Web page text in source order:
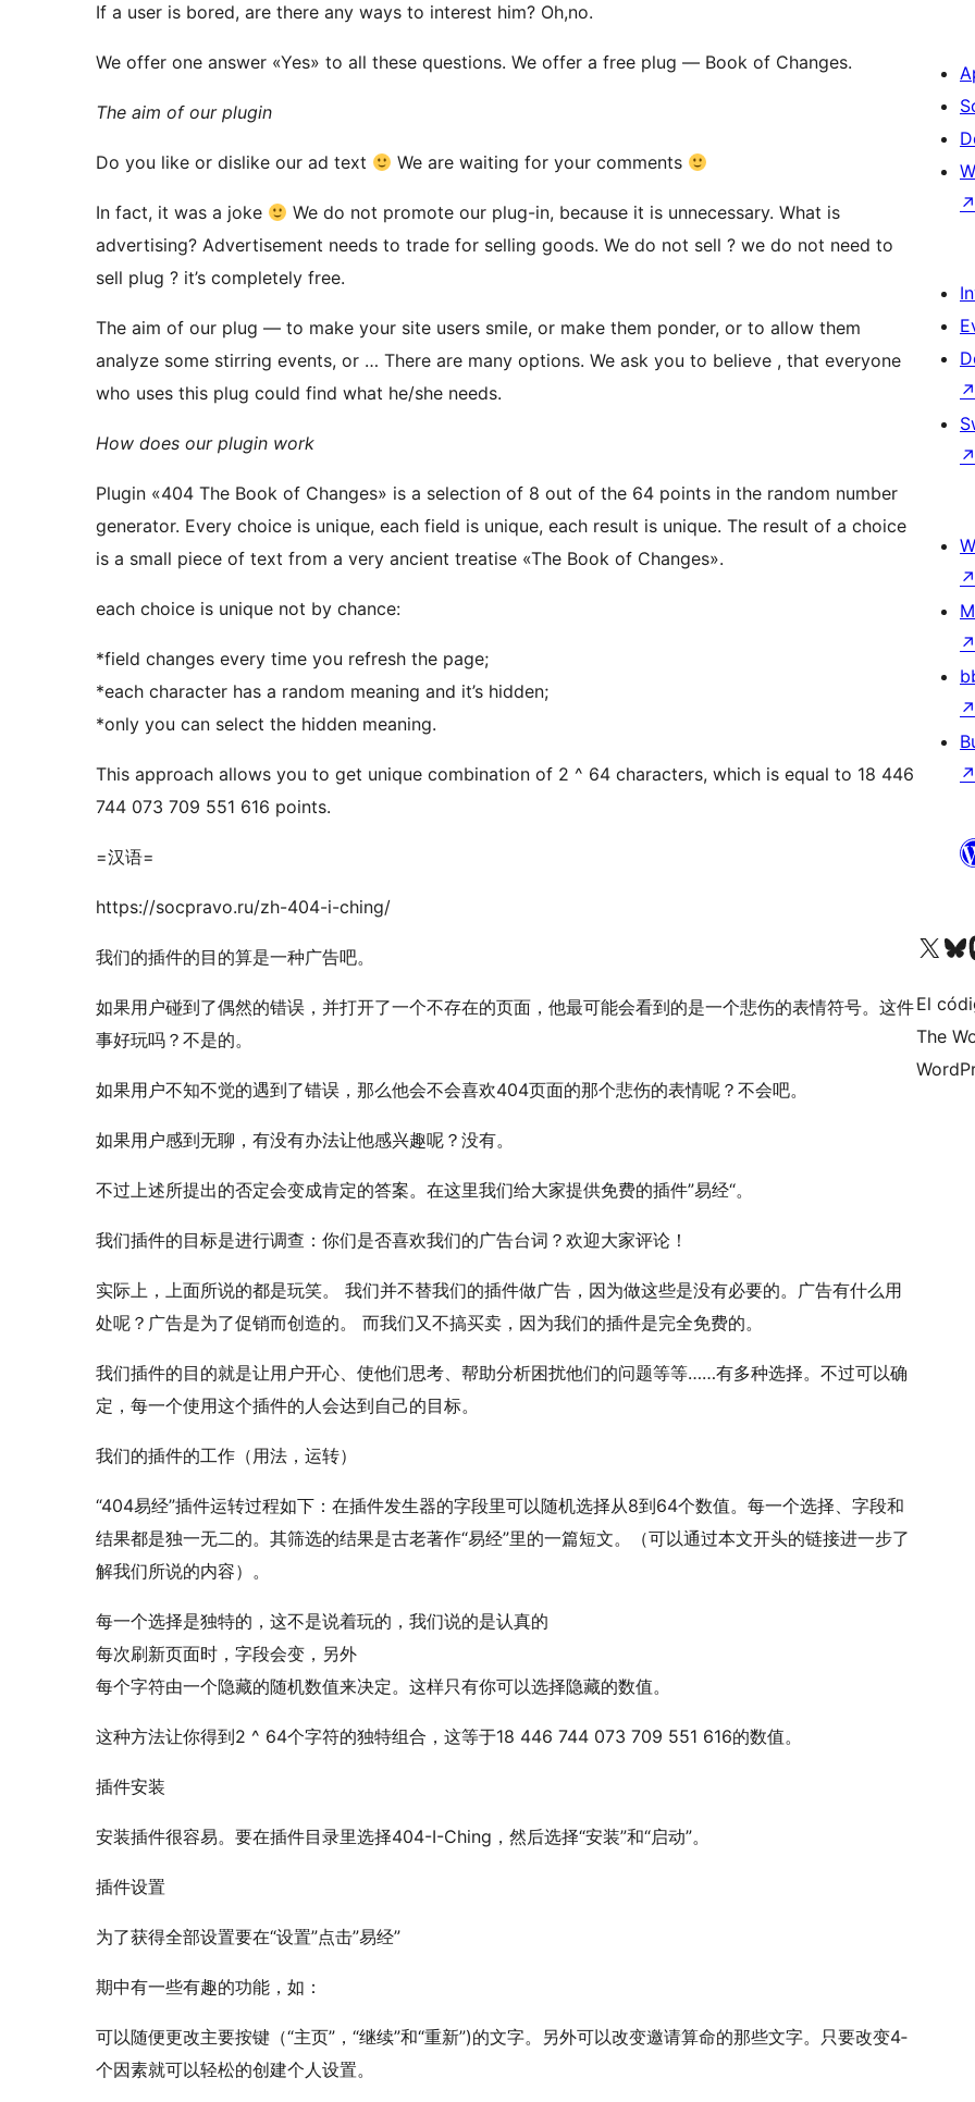
If a user is bored, are there any ways to interest him? Oh,no.
We offer one answer «Yes» to all these questions. We offer a free plug — Book of Changes.
The aim of our plugin
Do you like or dislike our ad text We are waiting for your comments
In fact, it was a joke
We do not promote our plug-in, because it is unnecessary. What is
advertising? Advertisement needs to trade for selling goods. We do not sell ? we do not need to
sell plug ? it’s completely free.
The aim of our plug — to make your site users smile, or make them ponder, or to allow them
analyze some stirring events, or … There are many options. We ask you to believe , that everyone
who uses this plug could find what he/she needs.
How does our plugin work
Plugin «404 The Book of Changes» is a selection of 8 out of the 64 points in the random number
generator. Every choice is unique, each field is unique, each result is unique. The result of a choice
is a small piece of text from a very ancient treatise «The Book of Changes».
each choice is unique not by chance:
*field changes every time you refresh the page;
*each character has a random meaning and it’s hidden;
*only you can select the hidden meaning.
This approach allows you to get unique combination of 2 ^ 64 characters, which is equal to 18 446
744 073 709 551 616 points.
=汉语=
https://socpravo.ru/zh-404-i-ching/
我­们的插件的目的­算是一种广告吧。
如果用­户碰到了偶然的错误，并打开了一个不存在的页面，他最可能会看到的是一个悲伤的表情符号。这件
事好玩吗？不是的。
如果用户不知不觉的遇到了错误，那么他会不会喜欢404页面的那个悲伤的表情呢？不会吧。
如果用­户感到无聊，有没有办法让他感兴趣呢？没有。
不过上述所提出的否定会变成肯定的答案。在这里我们给大家提供免费的插件­”易经­“。
我们插件的目标是进行调查：你们是否喜欢我们的广告台词？欢迎大家评论！
实际上，上面所说的都是玩笑。 ­我­们并不替我们的插件做广告，因为做这些是没有必要的。广告有什么用
处呢？广告是为了促销而创造的。￼ ­而我们又不搞买卖，因为我们的插件是完全免­费的。
我­们插件的目的­就是让用户开心、使他们思考、帮助分析困扰他们的问题等等……有多种­选择。不过可以确
定，每一个使用这个插件的人会达到自己的目标­。­
我­们的插件的工­作­（用法，运转）
“404­易­经­”­插件运转过程如下：在插件发生器的字段里可以随机选择从8到64个数值。每一个­选择­、字段和
结果都是独一无二的。其筛选的结果是古老著­作­“­易­经­”­里的一篇短文。（可以通过本文开头的链接进一步了
解我们所说的内容）­。­
每一个选择是独特的，这不是说着玩的，我们说的是认真的
每次刷新页面时，字段会变，另外
每个字符由一个隐藏的随机数值来决定。这样只有你可以选择隐藏的数值。
这种方法让你得到­2 ^ 64­个字符的独特­组合，这等于­18 446 744 073 709 55­1 616的­数值。­
插件­安装
安装插件很容易。要在插件目录­里选择404-I-Ching，然后选择­“­安装­”­和­“­启动­”­。­
插件­设­置­
为了获得全部设置要在­“­设置­”点击”­易经­”­
期中有一些有趣的功能，如：
可以随便更改主要按­键­（“­主页”­，­“­继续­”­和­“­重新­”)的文字。另外可以改­变邀请算命的那些文字。只要改变4­
个因素就可以­轻松的创建个人设置­。­
↗
↗
↗
↗
↗
↗
↗
Visita nuestra cuenta de
Visita
El
The